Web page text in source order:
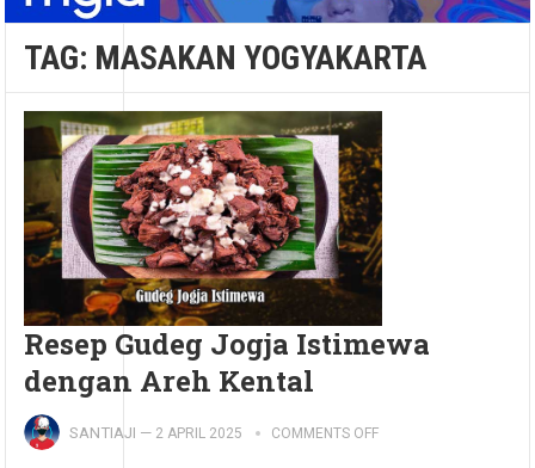
TAG: MASAKAN YOGYAKARTA
Resep Gudeg Jogja Istimewa
dengan Areh Kental
SANTIAJI — 2 APRIL 2025 COMMENTS OFF